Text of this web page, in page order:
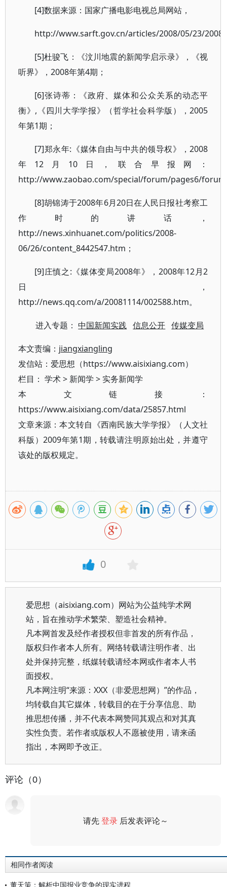
[4]数据来源：国家广播电影电视总局网站，
http://www.sarft.gov.cn/articles/2008/05/23/
[5]杜骏飞：《汶川地震的新闻学启示录》，《视
听界》，2008年第4期；
[6]张诗蒂：《政府、媒体和公众关系的动态平
衡》,《四川大学学报》（哲学社会科学版），2005
年第1期；
[7]郑永年:《媒体自由与中共的领导权》，2008
年12月10日，联合早报网：
http://www.zaobao.com/special/forum/pages6/
[8]胡锦涛于2008年6月20日在人民日报社考察工
作时的讲话，
http://news.xinhuanet.com/politics/2008-
06/26/content_8442547.htm；
[9]庄慎之:《媒体变局2008年》，2008年12月2
日，
http://news.qq.com/a/20081114/002588.htm。
进入专题：中国新闻实践 信息公开 传媒变局
本文责编： jiangxiangling
发信站：爱思想（https://www.aisixiang.com）
栏目： 学术> 新闻学 > 实务新闻学
本文链接：
https://www.aisixiang.com/data/25857.html
文章来源：本文转自《西南民族大学学报》（人文社
科版）2009年第1期，转载请注明原始出处，并遵守
该处的版权规定。
0
爱思想（aisixiang.com）网站为公益纯学术网
站，旨在推动学术繁荣、塑造社会精神。
凡本网首发及经作者授权但非首发的所有作品，
版权归作者本人所有。网络转载请注明作者、出
处并保持完整，纸媒转载请经本网或作者本人书
面授权。
凡本网注明“来源：XXX（非爱思想网）”的作品，
均转载自其它媒体，转载目的在于分享信息、助
推思想传播，并不代表本网赞同其观点和对其真
实性负责。若作者或版权人不愿被使用，请来函
指出，本网即予改正。
评论（0）
请先登录 后发表评论～
相同作者阅读
董天策：解析中国报业竞争的现实进程